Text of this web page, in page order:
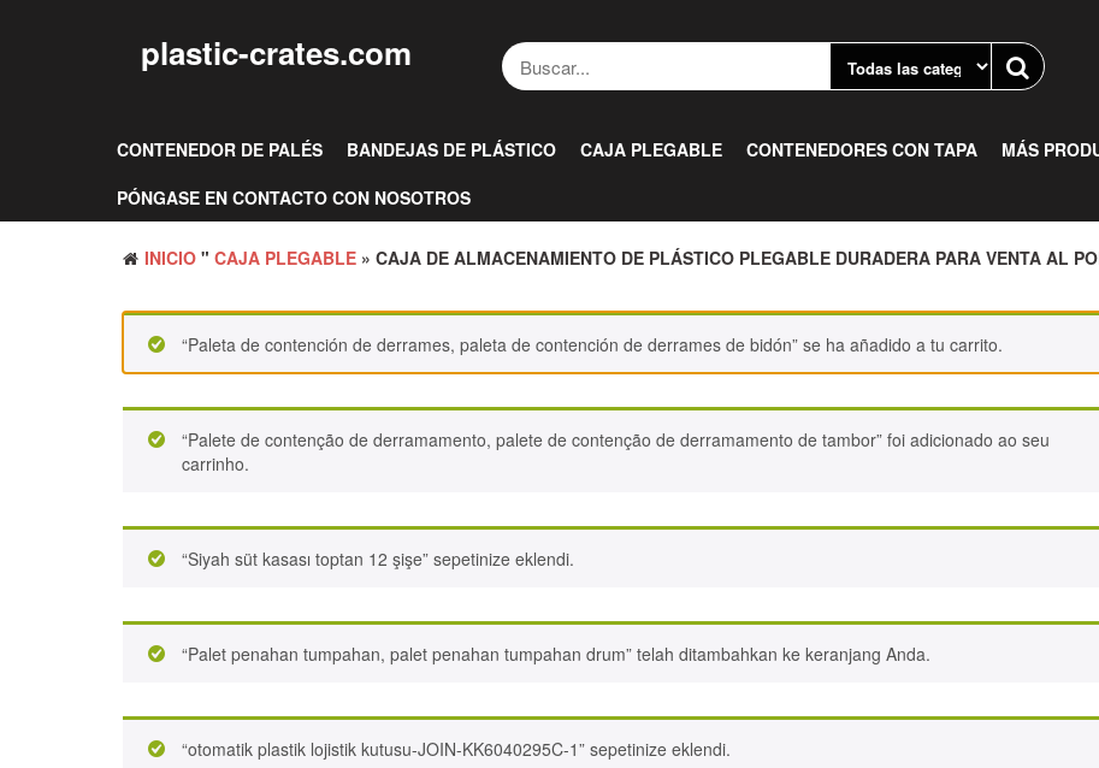
plastic-crates.com
CONTENEDOR DE PALÉS BANDEJAS DE PLÁSTICO CAJA PLEGABLE CONTENEDORES CON TAPA MÁS
PÓNGASE EN CONTACTO CON NOSOTROS
INICIO " CAJA PLEGABLE » CAJA DE ALMACENAMIENTO DE PLÁSTICO PLEGABLE DURADERA PARA VENTA AL
“Paleta de contención de derrames, paleta de contención de derrames de bidón” se ha añadido a tu carrito.
“Palete de contenção de derramamento, palete de contenção de derramamento de tambor” foi adicionado ao seu
carrinho.
“Siyah süt kasası toptan 12 şişe” sepetinize eklendi.
“Palet penahan tumpahan, palet penahan tumpahan drum” telah ditambahkan ke keranjang Anda.
“otomatik plastik lojistik kutusu-JOIN-KK6040295C-1” sepetinize eklendi.